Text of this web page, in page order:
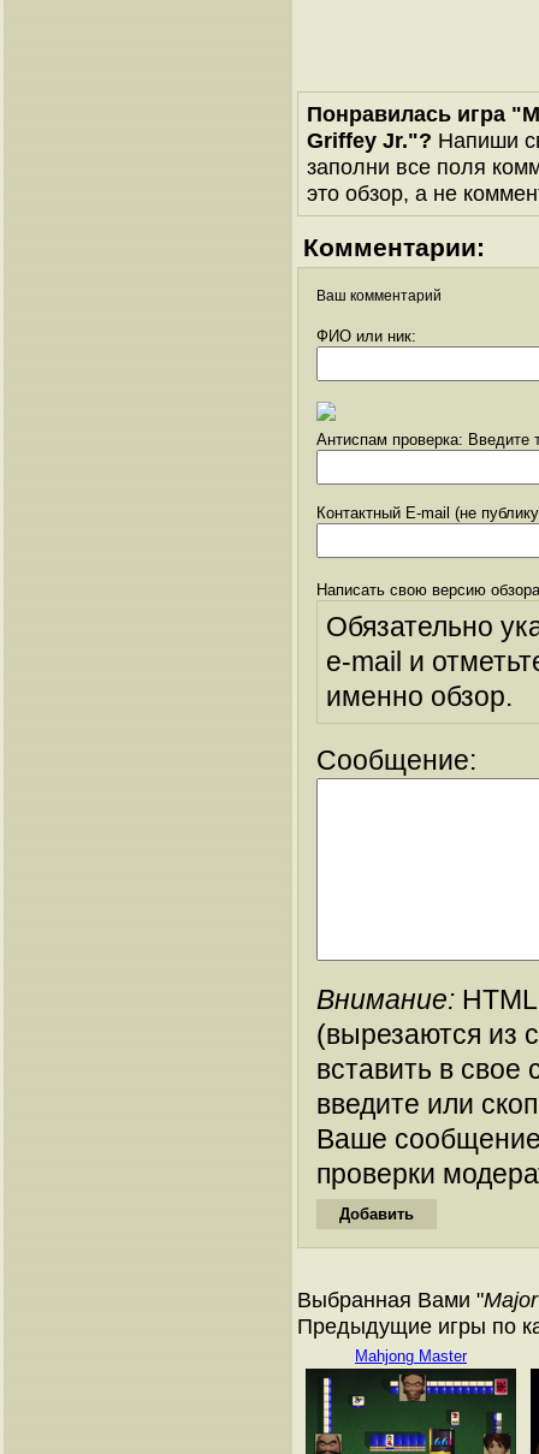
Понравилась игра
Griffey Jr."? Напиши
заполни все поля
это обзор, а не
Комментарии:
Ваш комментарий
ФИО или ник:
Антиспам проверка: Введите
Контактный E-mail (не
Написать свою версию
Обязательно
e-mail и
именно обзор.
Сообщение:
Внимание:
(вырезаются из
вставить в
введите или
Ваше
проверки
Выбранная Вами "
Предыдущие игры по
Mahjong Master